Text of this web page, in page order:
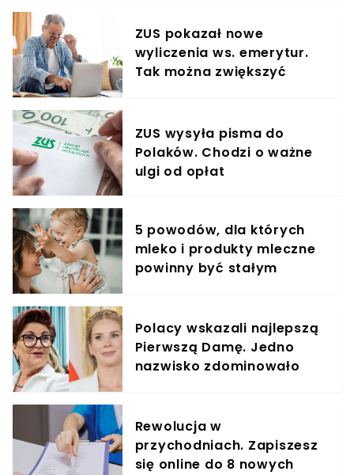
ZUS pokazał nowe
wyliczenia ws. emerytur.
Tak można zwiększyć
ZUS wysyła pisma do
Polaków. Chodzi o ważne
ulgi od opłat
5 powodów, dla których
mleko i produkty mleczne
powinny być stałym
Polacy wskazali najlepszą
Pierwszą Damę. Jedno
nazwisko zdominowało
Rewolucja w
przychodniach. Zapiszesz
się online do 8 nowych